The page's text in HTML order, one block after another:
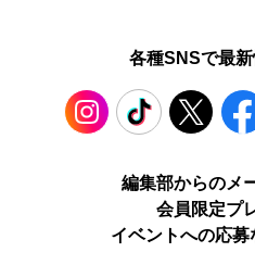
各種SNSで最新
TikTok
編集部からのメ
会員限定プ
イベントへの応